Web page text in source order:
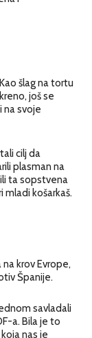
šlag na tortu
još se
na svoje
cilj da
plasman na
ta sopstvena
mladi košarkaš.
krov Evrope,
Španije.
savladali
a. Bila je to
nas je